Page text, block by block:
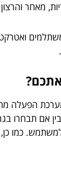
מאחר
אם
כמו